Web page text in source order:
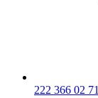
222 366 02 71